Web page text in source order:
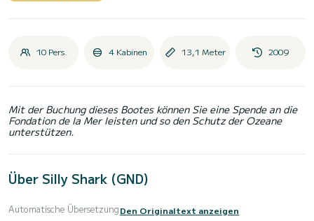
10 Pers. 4 Kabinen 13,1 Meter 2009
Mit der Buchung dieses Bootes können Sie eine Spende an die
Fondation de la Mer leisten und so den Schutz der Ozeane
unterstützen.
Über Silly Shark (GND)
Automatische ÜbersetzungDen Originaltext anzeigen